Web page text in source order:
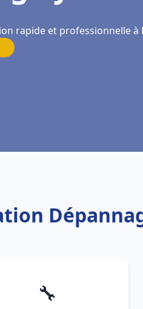
rapide et professionnelle à
🔧